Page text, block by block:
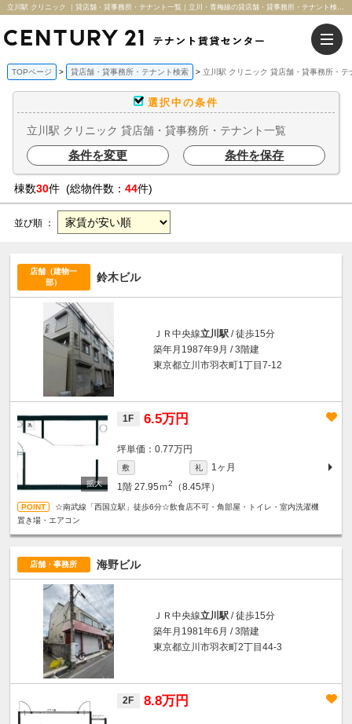
立川駅 クリニック ｜貸店舗・貸事務所・テナント一覧｜立川・青梅線の貸店舗・貸事務所・テナント検索サイト｜センチュリー21テナント賃貸センター
TOPページ 貸店舗・貸事務所・テナント検索 立川駅 クリニック 貸店舗・貸事務所・テ
選択中の条件
立川駅 クリニック 貸店舗・貸事務所・テナント一覧
条件を変更 条件を保存
棟数30件 (総物件数： 44件)
並び順 ：
店舗（建物一
部）
鈴木ビル
ＪＲ中央線立川駅 / 徒歩15分
築年月1987年9月 / 3階建
東京都立川市羽衣町1丁目7-12
1F 6.5万円
坪単価：0.77万円
敷 礼
1ヶ月
1階 27.95ｍ2 （8.45坪）
☆南武線「西国立駅」徒歩6分☆飲食店不可・角部屋・トイレ・室内洗濯機
置き場・エアコン
店舗・事務所 海野ビル
ＪＲ中央線立川駅 / 徒歩15分
築年月1981年6月 / 3階建
東京都立川市羽衣町2丁目44-3
2F 8.8万円